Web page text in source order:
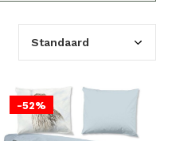
-52%